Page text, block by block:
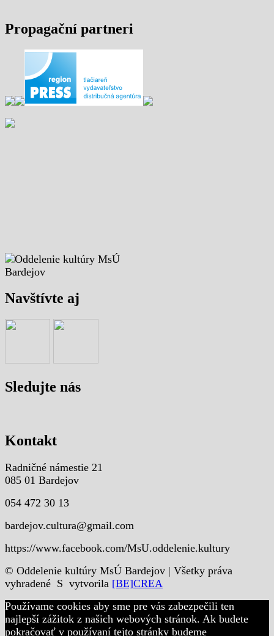
Propagační partneri
Navštívte aj
Sledujte nás
Kontakt
Radničné námestie 21
085 01 Bardejov
054 472 30 13
bardejov.cultura@gmail.com
https://www.facebook.com/MsU.oddelenie.kultury
© Oddelenie kultúry MsÚ Bardejov | Všetky práva
vyhradené S vytvorila [BE]CREA
Používame cookies aby sme pre vás zabezpečili ten
najlepší zážitok z našich webových stránok. Ak budete
pokračovať v používaní tejto stránky budeme